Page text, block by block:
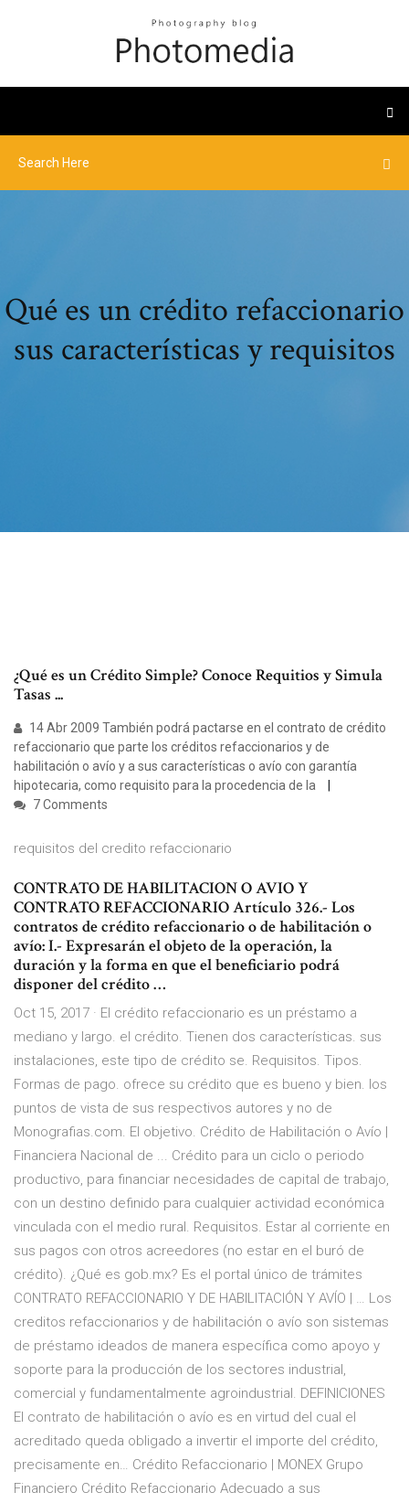
Qué es un crédito refaccionario
sus características y requisitos
¿Qué es un Crédito Simple? Conoce Requitios y Simula
Tasas ...
14 Abr 2009 También podrá pactarse en el contrato de crédito
refaccionario que parte los créditos refaccionarios y de
habilitación o avío y a sus características o avío con garantía
hipotecaria, como requisito para la procedencia de la
7 Comments
requisitos del credito refaccionario
CONTRATO DE HABILITACION O AVIO Y
CONTRATO REFACCIONARIO Artículo 326.- Los
contratos de crédito refaccionario o de habilitación o
avío: I.- Expresarán el objeto de la operación, la
duración y la forma en que el beneficiario podrá
disponer del crédito …
Oct 15, 2017 · El crédito refaccionario es un préstamo a
mediano y largo. el crédito. Tienen dos características. sus
instalaciones, este tipo de crédito se. Requisitos. Tipos.
Formas de pago. ofrece su crédito que es bueno y bien. los
puntos de vista de sus respectivos autores y no de
Monografias.com. El objetivo. Crédito de Habilitación o Avío |
Financiera Nacional de ... Crédito para un ciclo o periodo
productivo, para financiar necesidades de capital de trabajo,
con un destino definido para cualquier actividad económica
vinculada con el medio rural. Requisitos. Estar al corriente en
sus pagos con otros acreedores (no estar en el buró de
crédito). ¿Qué es gob.mx? Es el portal único de trámites
CONTRATO REFACCIONARIO Y DE HABILITACIÓN Y AVÍO | … Los
creditos refaccionarios y de habilitación o avío son sistemas
de préstamo ideados de manera específica como apoyo y
soporte para la producción de los sectores industrial,
comercial y fundamentalmente agroindustrial. DEFINICIONES
El contrato de habilitación o avío es en virtud del cual el
acreditado queda obligado a invertir el importe del crédito,
precisamente en… Crédito Refaccionario | MONEX Grupo
Financiero Crédito Refaccionario Adecuado a sus